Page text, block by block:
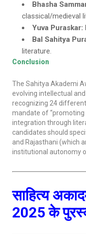
Bhasha
classical/medieval
Yuva Puraskar:
Bal Sahitya
literature.
Conclusion
The Sahitya Akademi
evolving intellectual
recognizing 24
mandate of “promoting
integration through
candidates should
and Rajasthani (which
institutional autonomy
साहित्य
2025 के